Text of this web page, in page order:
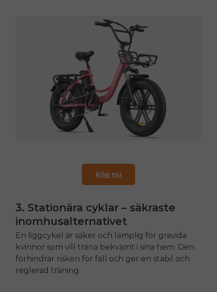
Köp nu
3. Stationära cyklar – säkraste
inomhusalternativet
En liggcykel är säker och lämplig för gravida
kvinnor som vill träna bekvämt i sina hem. Den
förhindrar risken för fall och ger en stabil och
reglerad träning.